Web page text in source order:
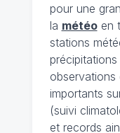
pour une
la météoen
stations
précipitations
observations
importants
(suivi
et records